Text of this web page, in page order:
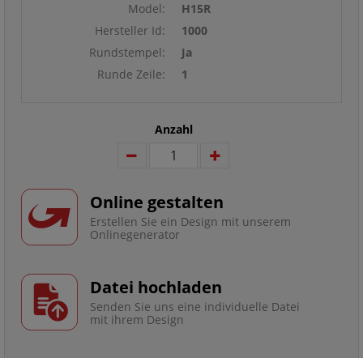
Model:
H15R
Hersteller Id:
1000
Rundstempel:
Ja
Runde Zeile:
1
Anzahl
Online gestalten
Erstellen Sie ein Design mit unserem
Onlinegenerator
Datei hochladen
Senden Sie uns eine individuelle Datei
mit ihrem Design